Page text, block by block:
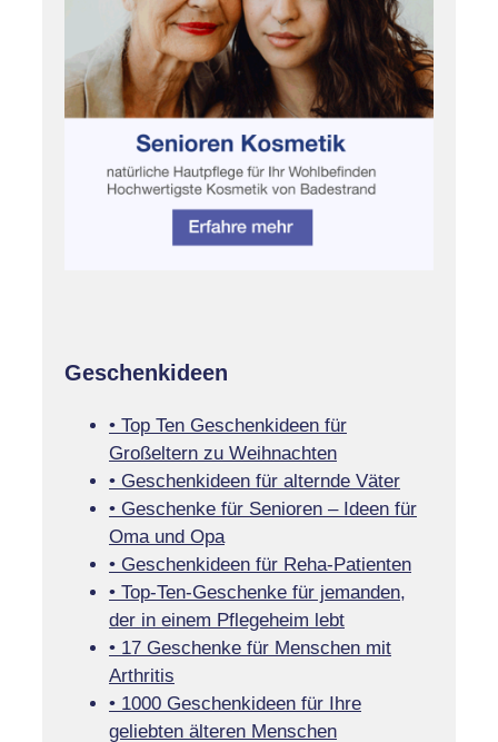
Geschenkideen
• Top Ten Geschenkideen für
Großeltern zu Weihnachten
• Geschenkideen für alternde Väter
• Geschenke für Senioren – Ideen für
Oma und Opa
• Geschenkideen für Reha-Patienten
• Top-Ten-Geschenke für jemanden,
der in einem Pflegeheim lebt
• 17 Geschenke für Menschen mit
Arthritis
• 1000 Geschenkideen für Ihre
geliebten älteren Menschen